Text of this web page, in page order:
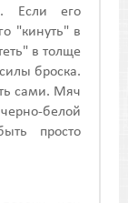
Если его
"кинуть" в
в толще
броска.
сами. Мяч
белой
просто